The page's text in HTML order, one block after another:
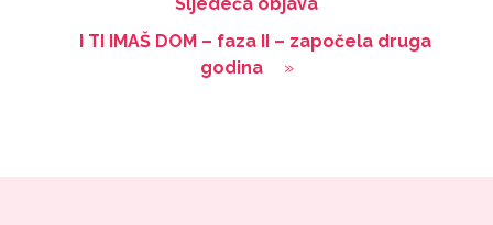
I TI IMAŠ DOM – faza II – započela druga
godina
»